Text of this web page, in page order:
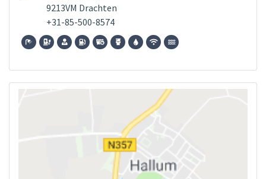
9213VM Drachten
+31-85-500-8574